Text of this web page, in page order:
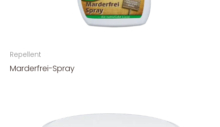
Repellent
Marderfrei-Spray